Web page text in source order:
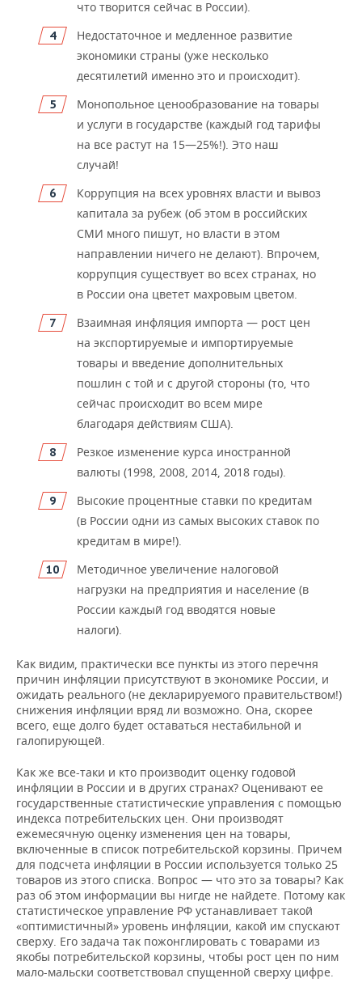
что творится сейчас в России).
Недостаточное и медленное развитие
экономики страны (уже несколько
десятилетий именно это и происходит).
Монопольное ценообразование на товары
и услуги в государстве (каждый год тарифы
на все растут на 15—25%!). Это наш
случай!
Коррупция на всех уровнях власти и вывоз
капитала за рубеж (об этом в российских
СМИ много пишут, но власти в этом
направлении ничего не делают). Впрочем,
коррупция существует во всех странах, но
в России она цветет махровым цветом.
Взаимная инфляция импорта — рост цен
на экспортируемые и импортируемые
товары и введение дополнительных
пошлин с той и с другой стороны (то, что
сейчас происходит во всем мире
благодаря действиям США).
Резкое изменение курса иностранной
валюты (1998, 2008, 2014, 2018 годы).
Высокие процентные ставки по кредитам
(в России одни из самых высоких ставок по
кредитам в мире!).
Методичное увеличение налоговой
нагрузки на предприятия и население (в
России каждый год вводятся новые
налоги).
Как видим, практически все пункты из этого перечня
причин инфляции присутствуют в экономике России, и
ожидать реального (не декларируемого правительством!)
снижения инфляции вряд ли возможно. Она, скорее
всего, еще долго будет оставаться нестабильной и
галопирующей.
Как же все-таки и кто производит оценку годовой
инфляции в России и в других странах? Оценивают ее
государственные статистические управления с помощью
индекса потребительских цен. Они производят
ежемесячную оценку изменения цен на товары,
включенные в список потребительской корзины. Причем
для подсчета инфляции в России используется только 25
товаров из этого списка. Вопрос — что это за товары? Как
раз об этом информации вы нигде не найдете. Потому как
статистическое управление РФ устанавливает такой
«оптимистичный» уровень инфляции, какой им спускают
сверху. Его задача так пожонглировать с товарами из
якобы потребительской корзины, чтобы рост цен по ним
мало-мальски соответствовал спущенной сверху цифре.